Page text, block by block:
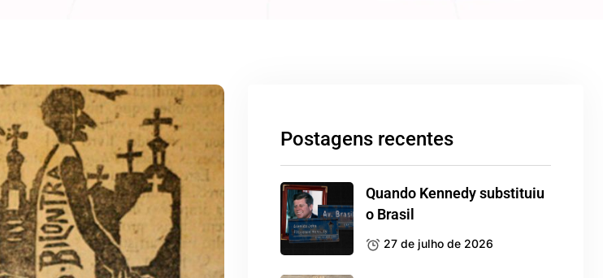
Postagens recentes
Quando Kennedy substituiu
o Brasil
27 de julho de 2026